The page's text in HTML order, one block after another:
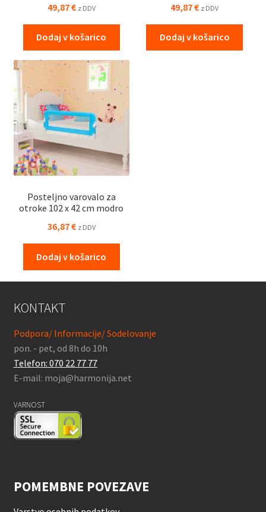
49,87€ z DDV
Dodaj v košarico
49,87€ z DDV
Dodaj v košarico
Posteljno varovalo za
otroke 102 x 42 cm modro
36,87€ z DDV
Dodaj v košarico
KONTAKT
Podpora/ Informacije/ Sodelovanje
pon. - pet, od 8h do 10h
Telefon: 070 22 77 77
E-mail: moja@harmonija.net
VARNOST
POMEMBNE POVEZAVE